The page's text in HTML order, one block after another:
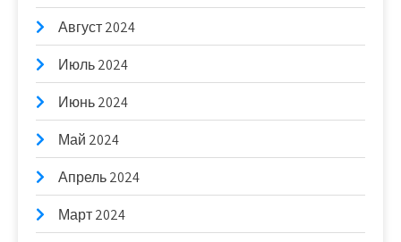
Август 2024
Июль 2024
Июнь 2024
Май 2024
Апрель 2024
Март 2024